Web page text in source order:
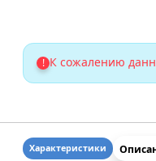
! К сожалению
Характеристики